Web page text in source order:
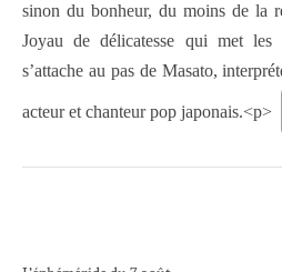
sinon du bonheur, du moins de la
Joyau de délicatesse qui met
s’attache au pas de Masato,
acteur et chanteur pop japonais.<p>